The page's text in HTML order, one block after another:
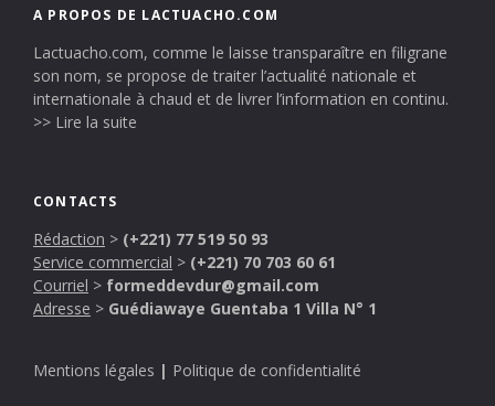
A PROPOS DE LACTUACHO.COM
Lactuacho.com, comme le laisse transparaître en filigrane
son nom, se propose de traiter l’actualité nationale et
internationale à chaud et de livrer l’information en continu.
>> Lire la suite
CONTACTS
Rédaction > (+221) 77 519 50 93
Service commercial > (+221) 70 703 60 61
Courriel > formeddevdur@gmail.com
Adresse > Guédiawaye Guentaba 1 Villa N° 1
Mentions légales | Politique de confidentialité